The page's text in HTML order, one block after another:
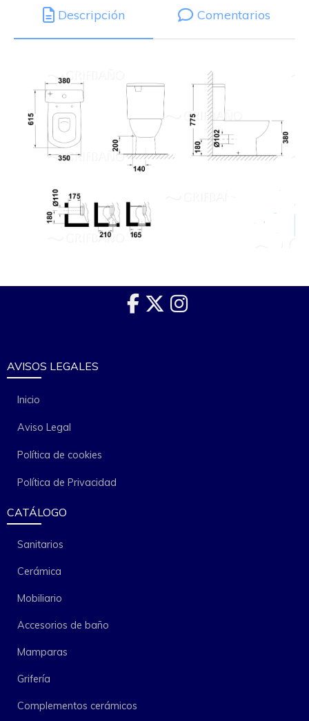
Descripción Comentarios
AVISOS LEGALES
Inicio
Aviso Legal
Política de cookies
Política de Privacidad
CATÁLOGO
Sanitarios
Cerámica
Mobiliario
Accesorios de baño
Mamparas
Grifería
Complementos cerámicos